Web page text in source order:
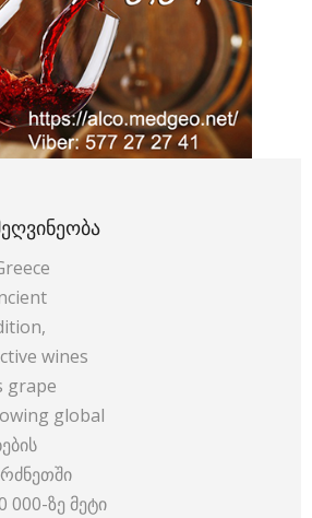
wines
grape
global
000-ზე მეტი